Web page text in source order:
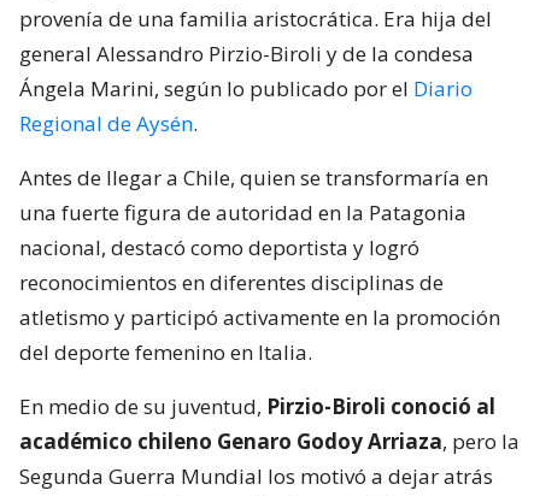
provenía de una familia aristocrática. Era hija del
general Alessandro Pirzio-Biroli y de la condesa
Ángela Marini, según lo publicado por el Diario
Regional de Aysén.
Antes de llegar a Chile, quien se transformaría en
una fuerte figura de autoridad en la Patagonia
nacional, destacó como deportista y logró
reconocimientos en diferentes disciplinas de
atletismo y participó activamente en la promoción
del deporte femenino en Italia.
En medio de su juventud, Pirzio-Biroli conoció al
académico chileno Genaro Godoy Arriaza, pero la
Segunda Guerra Mundial los motivó a dejar atrás